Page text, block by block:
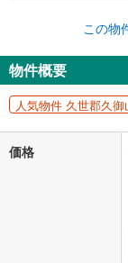
ナス時の増額分
ボーナス払いの
閉じる
月々の返済額
る値は、実際の金
の金融機関等にお
済方法「元利均等
適用した場合の計
その他月額費用や
借り入れの際は各
この物
物件概要
人気物件 久世郡久御
価格